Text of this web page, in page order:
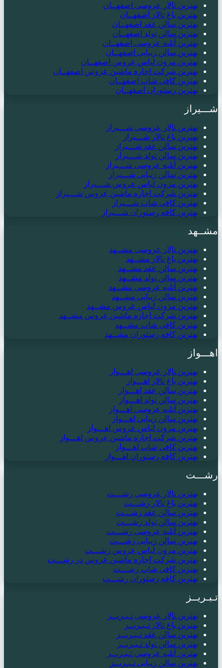
بهترین تالار عروسی اصفهــان
بهترین باغ تالار اصفهــان
بهترین سالن عقد اصفهــان
بهترین سالن تولد اصفهــان
بهترین آتلیه عروسی اصفهــان
بهترین سالن زیبایی اصفهــان
بهترین مزون لباس عروس اصفهــان
بهترین شرکت اجاره ماشین عروس اصفهــان
بهترین کافی شاپ اصفهــان
بهترین رستوران اصفهــان
شـــیراز
بهترین تالار عروسی شـــیراز
بهترین باغ تالار شـــیراز
بهترین سالن عقد شـــیراز
بهترین سالن تولد شـــیراز
بهترین آتلیه عروسی شـــیراز
بهترین سالن زیبایی شـــیراز
بهترین مزون لباس عروس شـــیراز
بهترین شرکت اجاره ماشین عروس شـــیراز
بهترین کافی شاپ شـــیراز
بهترین کافه رستوران شـــیراز
مشــهد
بهترین تالار عروسی مشــهد
بهترین باغ تالار مشــهد
بهترین سالن عقد مشــهد
بهترین سالن تولد مشــهد
بهترین آتلیه عروسی مشــهد
بهترین سالن زیبایی مشــهد
بهترین مزون لباس عروس مشــهد
بهترین شرکت اجاره ماشین عروس مشــهد
بهترین کافی شاپ مشــهد
بهترین کافه رستوران مشــهد
اهـــواز
بهترین تالار عروسی اهـــواز
بهترین باغ تالار اهـــواز
بهترین سالن عقد اهـــواز
بهترین سالن تولد اهـــواز
بهترین آتلیه عروسی اهـــواز
بهترین سالن زیبایی اهـــواز
بهترین مزون لباس عروس اهـــواز
بهترین شرکت اجاره ماشین عروس اهـــواز
بهترین کافی شاپ اهـــواز
بهترین کافه رستوران اهـــواز
رشـــت
بهترین تالار عروسی رشـــت
بهترین باغ تالار رشـــت
بهترین سالن عقد رشـــت
بهترین سالن تولد رشـــت
بهترین آتلیه عروسی رشـــت
بهترین سالن زیبایی رشـــت
بهترین مزون لباس عروس رشـــت
بهترین شرکت اجاره ماشین عروس در رشـــت
بهترین کافی شاپ رشـــت
بهترین کافه رستوران رشـــت
تـبـریــز
بهترین تالار عروسی تـبـریــز
بهترین باغ تالار تـبـریــز
بهترین سالن عقد تـبـریــز
بهترین سالن تولد تـبـریــز
بهترین آتلیه عروسی تـبـریــز
بهترین سالن زیبایی تـبـریــز